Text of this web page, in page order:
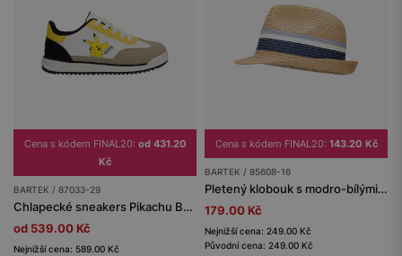
Cena s kódem FINAL20: od 431.20
Kč
BARTEK / 87033-29
Chlapecké sneakers Pikachu BARTEK 87033-29
od 539.00 Kč
Nejnižší cena: 589.00 Kč
Cena s kódem FINAL20: 143.20 Kč
BARTEK / 85608-16
Pletený klobouk s modro-bílými pruhy
179.00 Kč
Nejnižší cena: 249.00 Kč
Původní cena: 249.00 Kč